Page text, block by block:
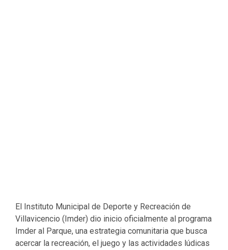
El Instituto Municipal de Deporte y Recreación de
Villavicencio (Imder) dio inicio oficialmente al programa
Imder al Parque, una estrategia comunitaria que busca
acercar la recreación, el juego y las actividades lúdicas